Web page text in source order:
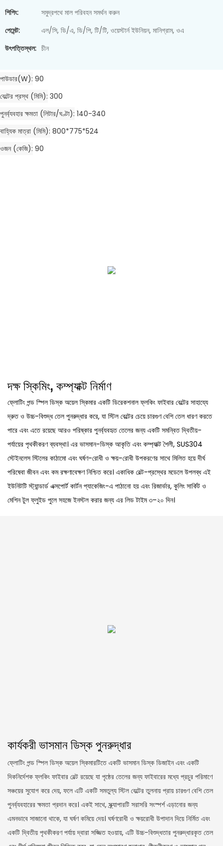
শিপিং:
সমুদ্রপথে মাল পরিবহন সমর্থন করুন
পেমেন্ট:
এল/সি, ডি/এ, ডি/পি, টি/টি, ওয়েস্টার্ন ইউনিয়ন, মানিগ্রাম, ওএ
উৎপত্তিস্থল: চীন
পাউডার(w) 90
বেল্টের প্রস্থ (মিমি) 300
পুনর্ব্যবহার ক্ষমতা (লিটার/ঘণ্টা) 140-340
বাহ্যিক মাত্রা (মিমি) 800*775*524
ওজন (কেজি) 90
দক্ষ স্কিমিং, কম্প্যাক্ট নির্মাণ
ফ্লোটিং পন্ড স্পিল ডিস্ক অয়েল স্কিমার একটি ডিরেকশনাল ফ্লকিং ফাইবার বেল্টের সাহায্যে
দ্রুত ও উচ্চ-বিশুদ্ধ তেল পুনরুদ্ধার করে, যা স্টিল বেল্টের চেয়ে চারগুণ বেশি তেল ধারণ করতে
পারে এবং এতে রয়েছে আরও পরিষ্কার পুনর্ব্যবহৃত তেলের জন্য একটি সমন্বিত দ্বিতীয়-
পর্যায়ের পৃথকীকরণ ব্যবস্থা। এর ভাসমান-ডিস্ক আকৃতি এবং কম্প্যাক্ট শৈলী, SUS304
স্টেইনলেস স্টিলের কাঠামো এবং ঘর্ষণ-রোধী ও ক্ষয়-রোধী উপকরণের সাথে মিলিত হয়ে দীর্ঘ
পরিষেবা জীবন এবং কম রক্ষণাবেক্ষণ নিশ্চিত করে। একাধিক বেল্ট-প্রস্থের মডেলে উপলব্ধ এই
ইউনিটটি স্ট্যান্ডার্ড এক্সপোর্ট কার্টন প্যাকেজিং-এ পাঠানো হয় এবং রিজার্ভার, কুলিং সার্কিট ও
মেশিন টুল ফ্লুইড পুলে সহজে ইনস্টল করার জন্য এর লিড টাইম ৩–২০ দিন।
কার্যকরী ভাসমান ডিস্ক পুনরুদ্ধার
ফ্লোটিং পন্ড স্পিল ডিস্ক অয়েল স্কিমারটিতে একটি ভাসমান ডিস্ক ডিজাইন এবং একটি
দিকনির্দেশক ফ্লকিং ফাইবার বেল্ট রয়েছে যা পৃষ্ঠের তেলের জন্য ফাইবারের মধ্যে প্রচুর পরিমাণে
সঞ্চয়ের সুযোগ করে দেয়, ফলে এটি একটি সমতুল্য স্টিল বেল্টের তুলনায় প্রায় চারগুণ বেশি তেল
পুনর্ব্যবহারের ক্ষমতা প্রদান করে। একই সাথে, স্ক্র্যাপারটি সরাসরি সংস্পর্শ এড়ানোর জন্য
এমনভাবে সাজানো থাকে, যা ঘর্ষণ কমিয়ে দেয়। ঘর্ষণরোধী ও ক্ষয়রোধী উপাদান দিয়ে নির্মিত এবং
একটি দ্বিতীয় পৃথকীকরণ পর্যায় দ্বারা সজ্জিত হওয়ায়, এটি উচ্চ-বিশুদ্ধতার পুনরুদ্ধারকৃত তেল